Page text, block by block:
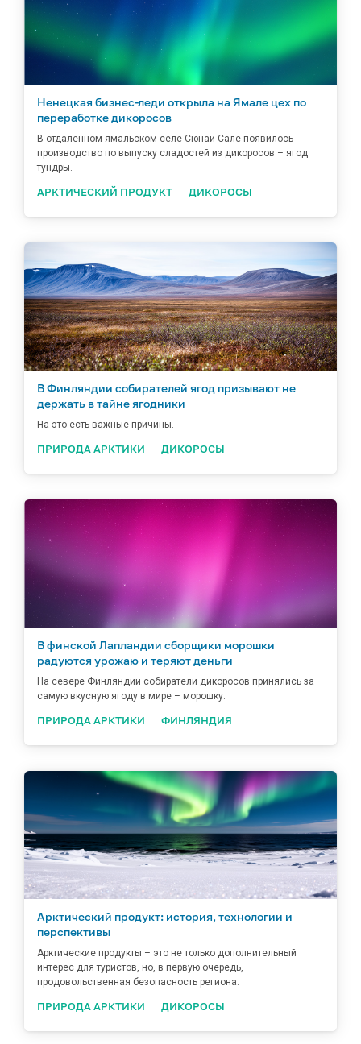
Ненецкая бизнес-леди открыла на Ямале цех по
переработке дикоросов
В отдаленном ямальском селе Сюнай-Сале появилось
производство по выпуску сладостей из дикоросов – ягод
тундры.
АРКТИЧЕСКИЙ ПРОДУКТ ДИКОРОСЫ
В Финляндии собирателей ягод призывают не
держать в тайне ягодники
На это есть важные причины.
ПРИРОДА АРКТИКИ ДИКОРОСЫ
В финской Лапландии сборщики морошки
радуются урожаю и теряют деньги
На севере Финляндии собиратели дикоросов принялись за
самую вкусную ягоду в мире – морошку.
ПРИРОДА АРКТИКИ ФИНЛЯНДИЯ
Арктический продукт: история, технологии и
перспективы
Арктические продукты – это не только дополнительный
интерес для туристов, но, в первую очередь,
продовольственная безопасность региона.
ПРИРОДА АРКТИКИ ДИКОРОСЫ